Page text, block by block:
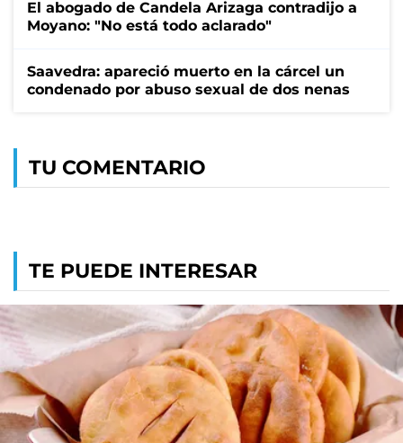
El abogado de Candela Arizaga contradijo a
Moyano: "No está todo aclarado"
Saavedra: apareció muerto en la cárcel un
condenado por abuso sexual de dos nenas
TU COMENTARIO
TE PUEDE INTERESAR